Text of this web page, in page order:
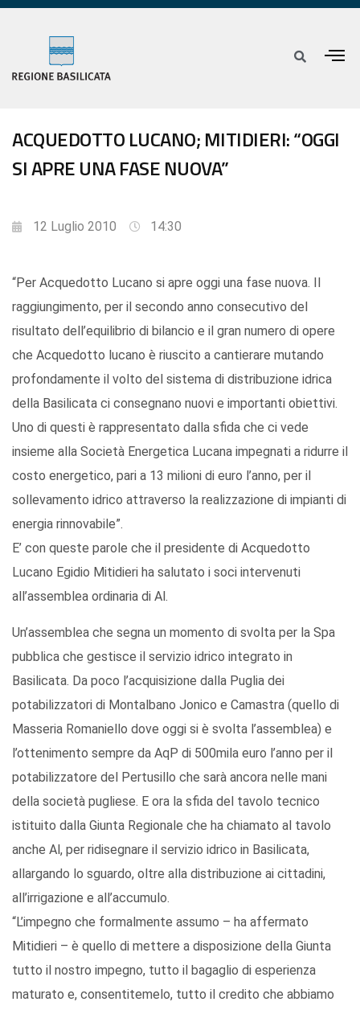
ACQUEDOTTO LUCANO; MITIDIERI: “OGGI
SI APRE UNA FASE NUOVA”
12 Luglio 2010 14:30
“Per Acquedotto Lucano si apre oggi una fase nuova. Il
raggiungimento, per il secondo anno consecutivo del
risultato dell’equilibrio di bilancio e il gran numero di opere
che Acquedotto lucano è riuscito a cantierare mutando
profondamente il volto del sistema di distribuzione idrica
della Basilicata ci consegnano nuovi e importanti obiettivi.
Uno di questi è rappresentato dalla sfida che ci vede
insieme alla Società Energetica Lucana impegnati a ridurre il
costo energetico, pari a 13 milioni di euro l’anno, per il
sollevamento idrico attraverso la realizzazione di impianti di
energia rinnovabile”.
E’ con queste parole che il presidente di Acquedotto
Lucano Egidio Mitidieri ha salutato i soci intervenuti
all’assemblea ordinaria di Al.
Un’assemblea che segna un momento di svolta per la Spa
pubblica che gestisce il servizio idrico integrato in
Basilicata. Da poco l’acquisizione dalla Puglia dei
potabilizzatori di Montalbano Jonico e Camastra (quello di
Masseria Romaniello dove oggi si è svolta l’assemblea) e
l’ottenimento sempre da AqP di 500mila euro l’anno per il
potabilizzatore del Pertusillo che sarà ancora nelle mani
della società pugliese. E ora la sfida del tavolo tecnico
istituito dalla Giunta Regionale che ha chiamato al tavolo
anche Al, per ridisegnare il servizio idrico in Basilicata,
allargando lo sguardo, oltre alla distribuzione ai cittadini,
all’irrigazione e all’accumulo.
“L’impegno che formalmente assumo – ha affermato
Mitidieri – è quello di mettere a disposizione della Giunta
tutto il nostro impegno, tutto il bagaglio di esperienza
maturato e, consentitemelo, tutto il credito che abbiamo